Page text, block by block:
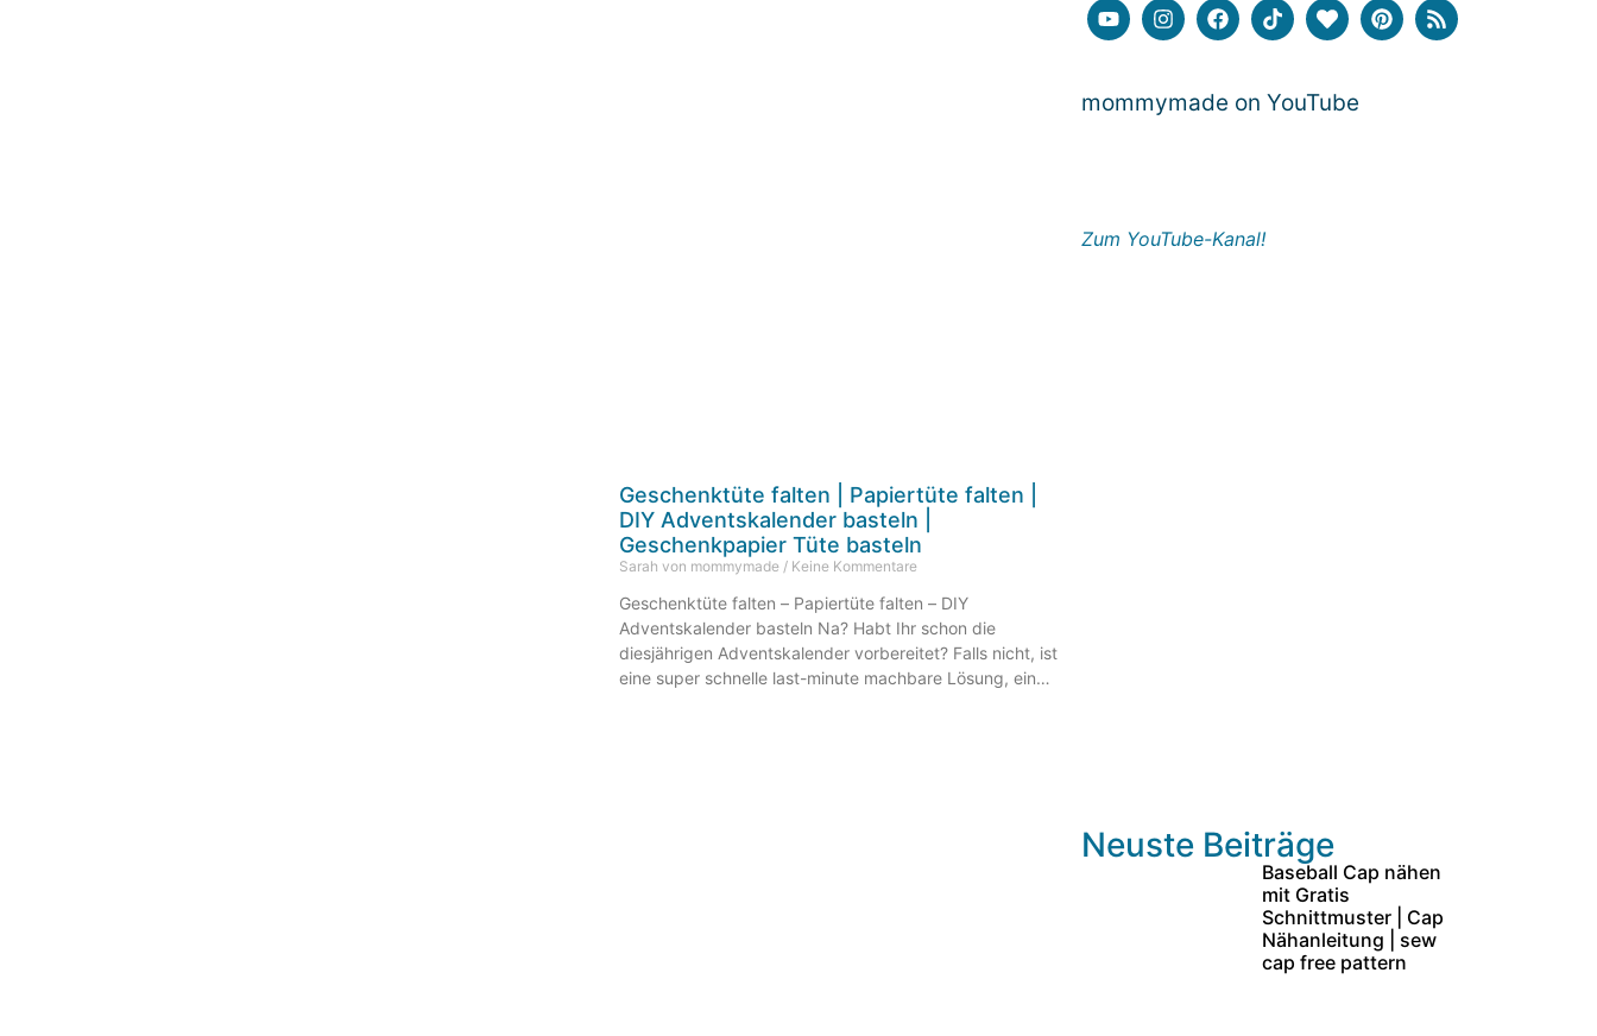
mommymade on YouTube
Zum YouTube-Kanal!
Neuste Beiträge
Baseball Cap nähen
mit Gratis
Schnittmuster | Cap
Nähanleitung | sew
cap free pattern
Geschenktüte falten | Papiertüte falten |
DIY Adventskalender basteln |
Geschenkpapier Tüte basteln
Sarah von mommymade Keine Kommentare
Geschenktüte falten – Papiertüte falten – DIY
Adventskalender basteln Na? Habt Ihr schon die
diesjährigen Adventskalender vorbereitet? Falls nicht, ist
eine super schnelle last-minute machbare Lösung, einen